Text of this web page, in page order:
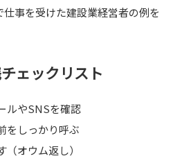
事を受けた建設業経営者の例を
ェックリスト
ルやSNSを確認
をしっかり呼ぶ
オウム返し）